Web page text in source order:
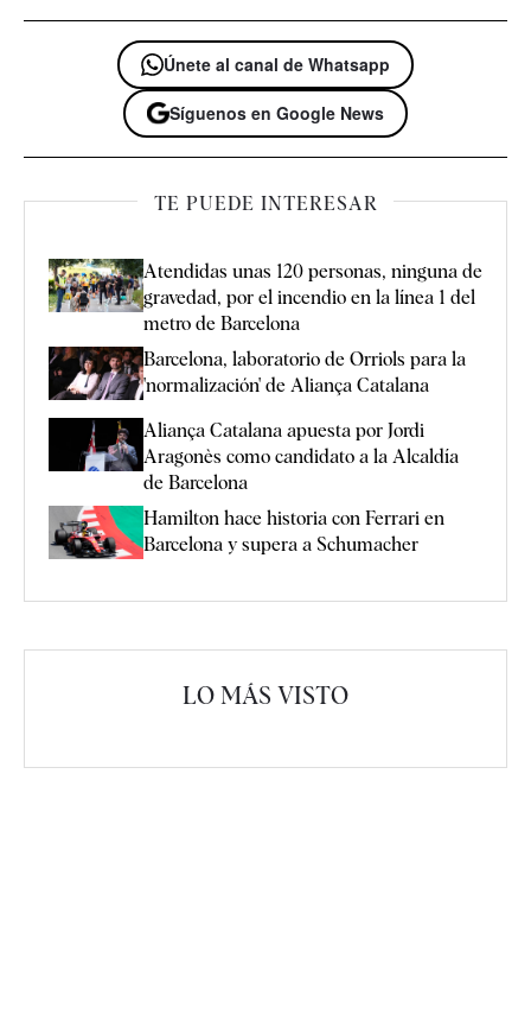
Únete al canal de Whatsapp
Síguenos en Google News
TE PUEDE INTERESAR
Atendidas unas 120 personas, ninguna de
gravedad, por el incendio en la línea 1 del
metro de Barcelona
Barcelona, laboratorio de Orriols para la
'normalización' de Aliança Catalana
Aliança Catalana apuesta por Jordi
Aragonès como candidato a la Alcaldía
de Barcelona
Hamilton hace historia con Ferrari en
Barcelona y supera a Schumacher
LO MÁS VISTO